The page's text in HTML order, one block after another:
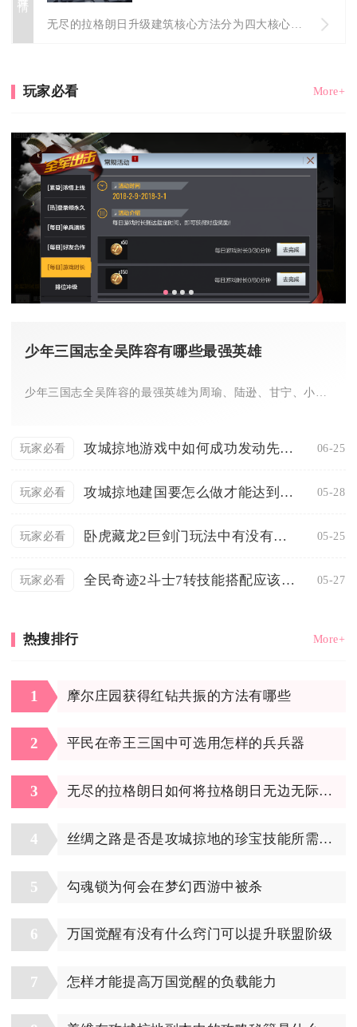
玩家必看 More+
少年三国志全吴阵容有哪些最强英雄
玩家必看 攻城掠地游戏中如何成功发动先手攻击 06-25
玩家必看 攻城掠地建国要怎么做才能达到80分 05-28
玩家必看 卧虎藏龙2巨剑门玩法中有没有多人合作模式 05-25
玩家必看 全民奇迹2斗士7转技能搭配应该注意什么 05-27
热搜排行 More+
1 摩尔庄园获得红钻共振的方法有哪些
2 平民在帝王三国中可选用怎样的兵兵器
3 无尽的拉格朗日如何将拉格朗日无边无际地融入社会发展
4 丝绸之路是否是攻城掠地的珍宝技能所需之地
5 勾魂锁为何会在梦幻西游中被杀
6 万国觉醒有没有什么窍门可以提升联盟阶级
7 怎样才能提高万国觉醒的负载能力